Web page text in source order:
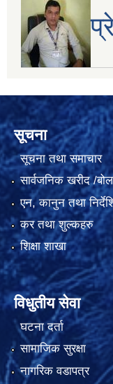
सूचना
सूचना तथा समाचार
सार्वजनिक खरीद /
एन, कानुन तथा
कर तथा शुल्कहरु
शिक्षा शाखा
विधुतीय सेवा
घटना दर्ता
सामाजिक सुरक्षा
नागरिक वडापत्र